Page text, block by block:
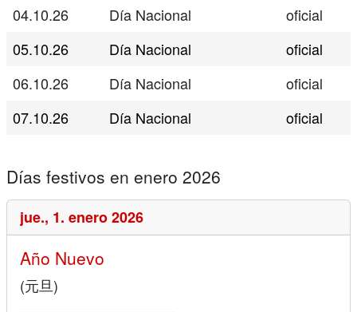
04.10.26
Día Nacional
oficial
05.10.26
Día Nacional
oficial
06.10.26
Día Nacional
oficial
07.10.26
Día Nacional oficial
Días festivos en enero 2026
jue., 1. enero 2026
Año Nuevo
(元旦)